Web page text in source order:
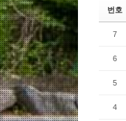
번호
7
6
5
4